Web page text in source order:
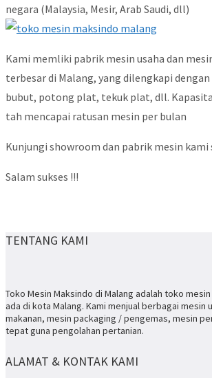
negara (Malaysia, Mesir, Arab Saudi, dll)
Kami memliki pabrik mesin usaha dan
terbesar di Malang, yang dilengkapi
bubut, potong plat, tekuk plat, dll.
tah mencapai ratusan mesin per bulan
Kunjungi showroom dan pabrik mesin kami
Salam sukses !!!
TENTANG KAMI
Toko Mesin Maksindo di Malang adalah toko
ada di kota Malang. Kami menjual berbagai mesin
makanan, mesin packaging / pengemas, mesin
tepat guna pengolahan pertanian.
ALAMAT & KONTAK KAMI